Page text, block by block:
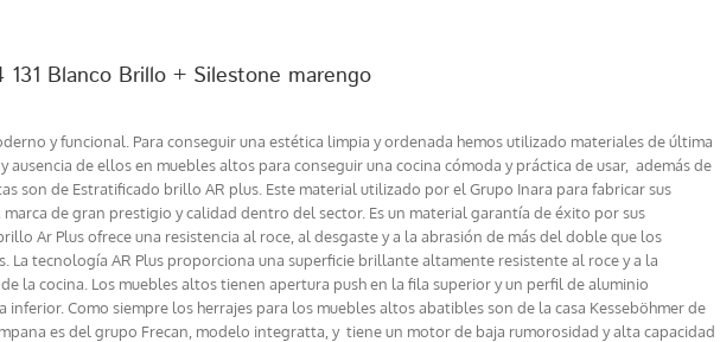
131 Blanco Brillo + Silestone marengo
y funcional. Para conseguir una estética limpia y ordenada hemos utilizado materiales de última
de ellos en muebles altos para conseguir una cocina cómoda y práctica de usar, además de
son de Estratificado brillo AR plus. Este material utilizado por el Grupo Inara para fabricar sus
marca de gran prestigio y calidad dentro del sector. Es un material garantía de éxito por sus
Ar Plus ofrece una resistencia al roce, al desgaste y a la abrasión de más del doble que los
La tecnología AR Plus proporciona una superficie brillante altamente resistente al roce y a la
la cocina. Los muebles altos tienen apertura push en la fila superior y un perfil de aluminio
Como siempre los herrajes para los muebles altos abatibles son de la casa Kesseböhmer de
es del grupo Frecan, modelo integratta, y tiene un motor de baja rumorosidad y alta capacidad